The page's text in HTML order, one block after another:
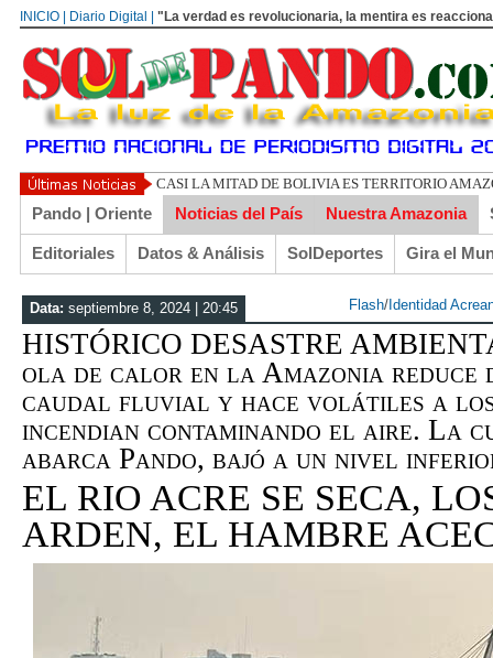
INICIO | Diario Digital | "La verdad es revolucionaria, la mentira es
UN LIBERTARIO L
Pando | Oriente Noticias del País Nuestra Amazonia
Editoriales Datos & Análisis SolDeportes Gira el
Data: septiembre 8, 2024 | 20:45 Flash/ Identidad
HISTÓRICO DESASTRE
ola de calor en la Amazonia reduce
caudal fluvial y hace volátiles a los
incendian contaminando el aire. La
abarca Pando, bajó a un nivel
EL RIO ACRE SE SECA,
ARDEN, EL HAMBRE